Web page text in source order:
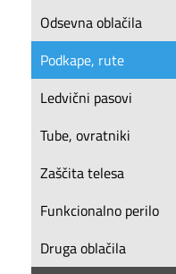
Odsevna oblačila
Podkape, rute
Ledvični pasovi
Tube, ovratniki
Zaščita telesa
Funkcionalno perilo
Druga oblačila